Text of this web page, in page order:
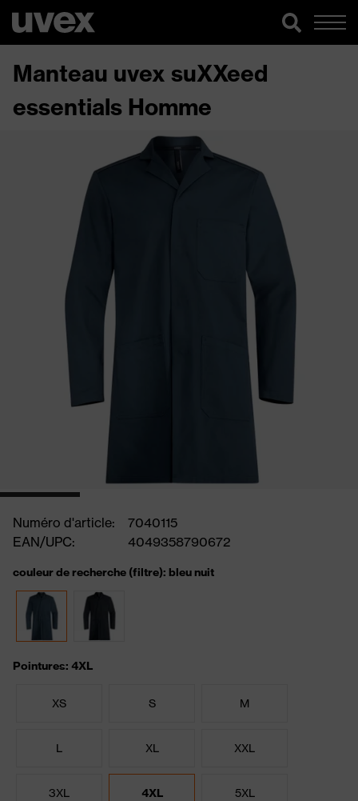
Manteau uvex suXXeed
essentials Homme
Numéro d'article:
7040115
EAN/UPC:
4049358790672
couleur de recherche (filtre): bleu nuit
Pointures: 4XL
XS S M
L XL XXL
3XL 4XL 5XL